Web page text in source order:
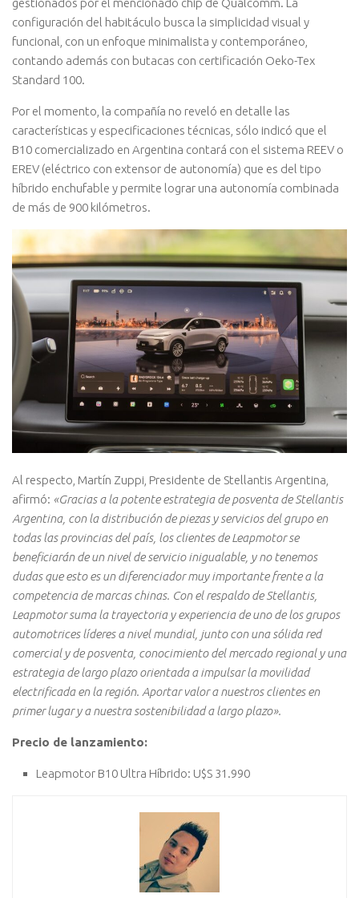
gestionados por el mencionado chip de Qualcomm. La
configuración del habitáculo busca la simplicidad visual y
funcional, con un enfoque minimalista y contemporáneo,
contando además con butacas con certificación Oeko-Tex
Standard 100.
Por el momento, la compañía no reveló en detalle las
características y especificaciones técnicas, sólo indicó que el
B10 comercializado en Argentina contará con el sistema REEV o
EREV (eléctrico con extensor de autonomía) que es del tipo
híbrido enchufable y permite lograr una autonomía combinada
de más de 900 kilómetros.
Al respecto, Martín Zuppi, Presidente de Stellantis Argentina,
afirmó: «Gracias a la potente estrategia de posventa de Stellantis
Argentina, con la distribución de piezas y servicios del grupo en
todas las provincias del país, los clientes de Leapmotor se
beneficiarán de un nivel de servicio inigualable, y no tenemos
dudas que esto es un diferenciador muy importante frente a la
competencia de marcas chinas. Con el respaldo de Stellantis,
Leapmotor suma la trayectoria y experiencia de uno de los grupos
automotrices líderes a nivel mundial, junto con una sólida red
comercial y de posventa, conocimiento del mercado regional y una
estrategia de largo plazo orientada a impulsar la movilidad
electrificada en la región. Aportar valor a nuestros clientes en
primer lugar y a nuestra sostenibilidad a largo plazo».
Precio de lanzamiento:
Leapmotor B10 Ultra Híbrido: U$S 31.990